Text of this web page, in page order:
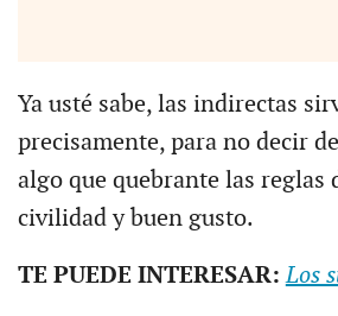
Ya usté sabe, las indirectas
precisamente, para no decir
algo que quebrante las reglas
civilidad y buen gusto.
TE PUEDE INTERESAR: Los